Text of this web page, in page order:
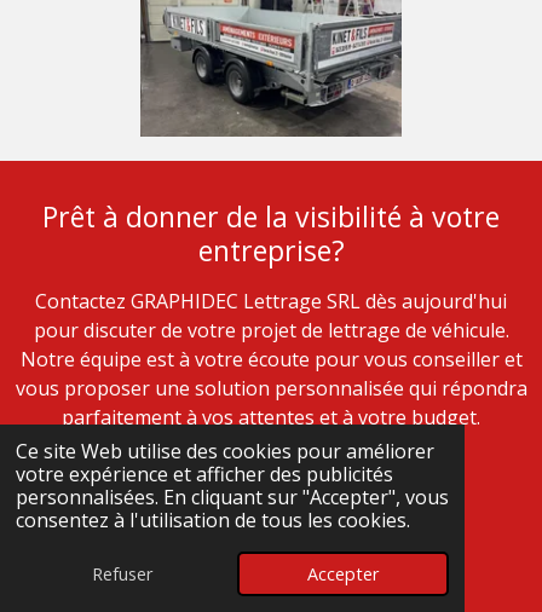
Ce site Web utilise des cookies pour améliorer
votre expérience et afficher des publicités
personnalisées. En cliquant sur "Accepter", vous
consentez à l'utilisation de tous les cookies.
Refuser Accepter
Prêt à donner de la visibilité à votre
entreprise?
Contactez GRAPHIDEC Lettrage SRL dès aujourd'hui
pour discuter de votre projet de lettrage de véhicule.
Notre équipe est à votre écoute pour vous conseiller et
vous proposer une solution personnalisée qui répondra
parfaitement à vos attentes et à votre budget.
Contactez-nous
E-mail